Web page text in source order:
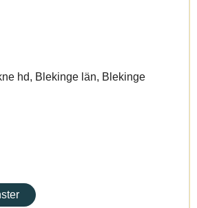
hd, Blekinge län, Blekinge